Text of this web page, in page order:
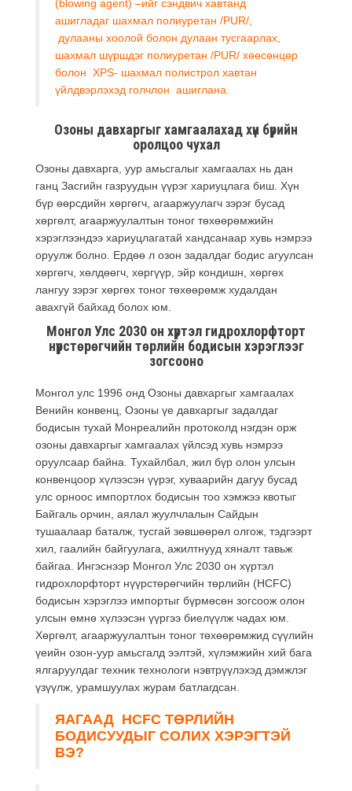
(blowing agent) –ийг сэндвич хавтанд
ашигладаг шахмал полиуретан /PUR/,
дулааны хоолой болон дулаан тусгаарлах,
шахмал шүршдэг полиуретан /PUR/ хөөсөнцөр
болон XPS- шахмал полистрол хавтан
үйлдвэрлэхэд голчлон ашиглана.
Озоны давхаргыг хамгаалахад хүн бүрийн
оролцоо чухал
Озоны давхарга, уур амьсгалыг хамгаалах нь дан
ганц Засгийн газруудын үүрэг хариуцлага биш. Хүн
бүр өөрсдийн хөргөгч, агааржуулагч зэрэг бусад
хөргөлт, агааржуулалтын тоног төхөөрөмжийн
хэрэглээндээ хариуцлагатай хандсанаар хувь нэмрээ
оруулж болно. Ердөө л озон задалдаг бодис агуулсан
хөргөгч, хөлдөөгч, хөргүүр, эйр кондишн, хөргөх
лангуу зэрэг хөргөх тоног төхөөрөмж худалдан
авахгүй байхад болох юм.
Монгол Улс 2030 он хүртэл гидрохлорфторт
нүүрстөрөгчийн төрлийн бодисын хэрэглээг
зогсооно
Монгол улс 1996 онд Озоны давхаргыг хамгаалах
Венийн конвенц, Озоны үе давхаргыг задалдаг
бодисын тухай Монреалийн протоколд нэгдэн орж
озоны давхаргыг хамгаалах үйлсэд хувь нэмрээ
оруулсаар байна. Тухайлбал, жил бүр олон улсын
конвенцоор хүлээсэн үүрэг, хуваарийн дагуу бусад
улс орноос импортлох бодисын тоо хэмжээ квотыг
Байгаль орчин, аялал жуулчлалын Сайдын
тушаалаар баталж, тусгай зөвшөөрөл олгож, тэдгээрт
хил, гаалийн байгуулага, ажилтнууд хяналт тавьж
байгаа. Ингэснээр Монгол Улс 2030 он хүртэл
гидрохлорфторт нүүрстөрөгчийн төрлийн (HCFC)
бодисын хэрэглээ импортыг бүрмөсөн зогсоож олон
улсын өмнө хүлээсэн үүргээ биелүүлж чадах юм.
Хөргөлт, агааржуулалтын тоног төхөөрөмжид сүүлийн
үеийн озон-уур амьсгалд ээлтэй, хүлэмжийн хий бага
ялгаруулдаг техник технологи нэвтрүүлэхэд дэмжлэг
үзүүлж, урамшуулах журам батлагдсан.
ЯАГААД HCFC ТӨРЛИЙН
БОДИСУУДЫГ СОЛИХ ХЭРЭГТЭЙ
ВЭ?